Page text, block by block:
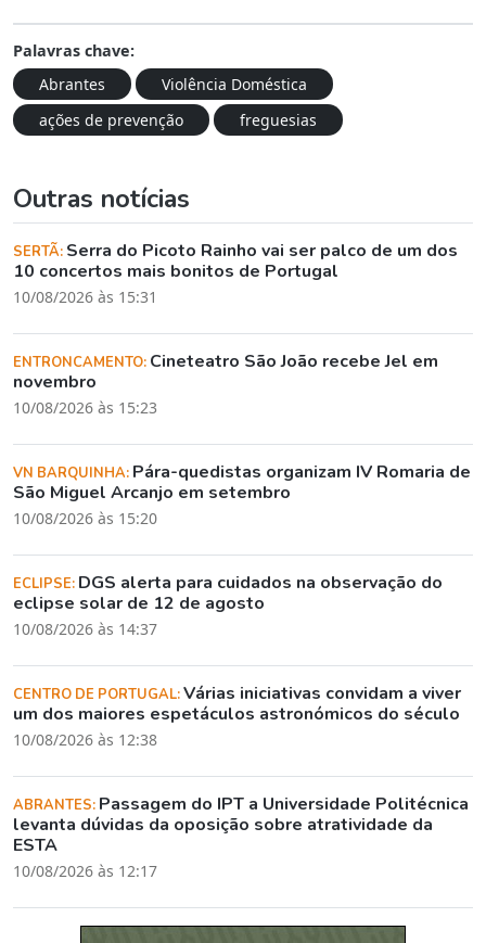
Palavras chave:
Abrantes
Violência Doméstica
ações de prevenção
freguesias
Outras notícias
SERTÃ: Serra do Picoto Rainho vai ser palco de um dos
10 concertos mais bonitos de Portugal
10/08/2026 às 15:31
ENTRONCAMENTO: Cineteatro São João recebe Jel em
novembro
10/08/2026 às 15:23
VN BARQUINHA: Pára-quedistas organizam IV Romaria de
São Miguel Arcanjo em setembro
10/08/2026 às 15:20
ECLIPSE: DGS alerta para cuidados na observação do
eclipse solar de 12 de agosto
10/08/2026 às 14:37
CENTRO DE PORTUGAL:Várias iniciativas convidam a viver
um dos maiores espetáculos astronómicos do século
10/08/2026 às 12:38
ABRANTES: Passagem do IPT a Universidade Politécnica
levanta dúvidas da oposição sobre atratividade da
ESTA
10/08/2026 às 12:17